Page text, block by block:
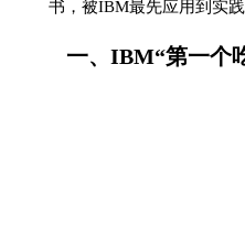
书，被IBM最先应用到实
一、IBM“第一个